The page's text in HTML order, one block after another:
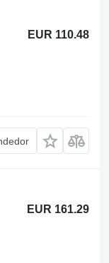
EUR 110.48
EUR 161.29